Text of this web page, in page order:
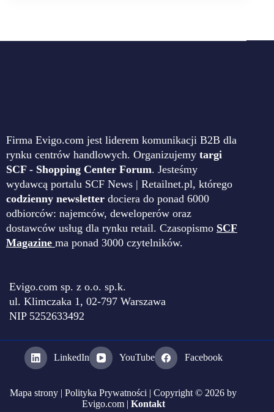
Firma Evigo.com jest liderem komunikacji B2B dla
rynku centrów handlowych. Organizujemy targi
SCF - Shopping Center Forum. Jesteśmy
wydawcą portalu SCF News | Retailnet.pl, którego
codzienny newsletter dociera do ponad 6000
odbiorców: najemców, deweloperów oraz
dostawców usług dla rynku retail. Czasopismo SCF
Magazine ma ponad 3000 czytelników.
Evigo.com sp. z o.o. sp.k.
ul. Klimczaka 1, 02-797 Warszawa
NIP 5252633492
LinkedIn YouTube Facebook
Mapa strony |Polityka Prywatności | Copyright © 2026 by
Evigo.com | Kontakt